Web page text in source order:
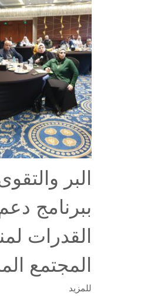
البر
ببرنامج
القدرات
المجتمع
للمزيد